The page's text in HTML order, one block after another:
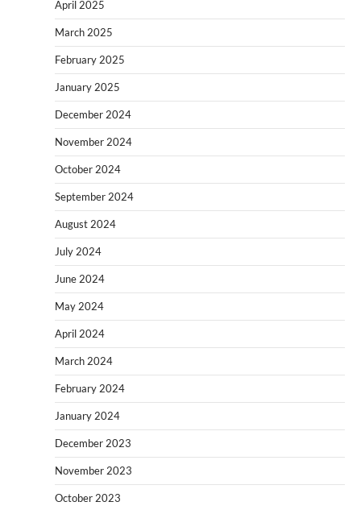
April 2025
March 2025
February 2025
January 2025
December 2024
November 2024
October 2024
September 2024
August 2024
July 2024
June 2024
May 2024
April 2024
March 2024
February 2024
January 2024
December 2023
November 2023
October 2023